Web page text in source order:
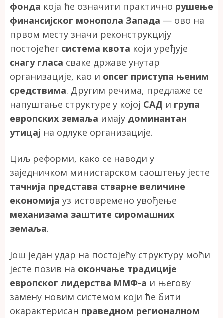
фонда која ће означити практично рушење
финансијског монопола Запада — ово на
првом месту значи реконструкцију
постојећег система квота који уређује
снагу гласа сваке државе унутар
организације, као и опсег приступа њеним
средствима. Другим речима, предлаже се
напуштање структуре у којој САД и група
европских земаља имају доминантан
утицај на одлуке организације.
Циљ реформи, како се наводи у
заједничком министарском саоштењу јесте
тачнија представа стварне величине
економија уз истовремено увођење
механизама заштите сиромашних
земаља.
Још један удар на постојећу структуру моћи
јесте позив на окончање традиције
европског лидерства ММФ-а и његову
замену новим системом који ће бити
окарактерисан праведном регионалном